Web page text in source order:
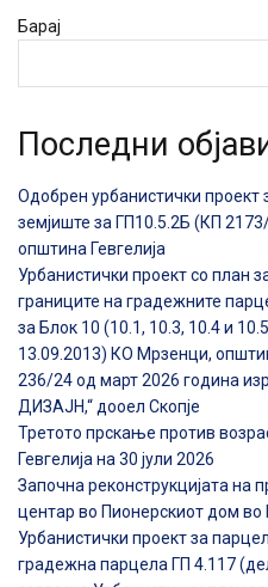
Барај
Последни
Одобрен урбанистички
земјиште за ГП10.5.2Б (КП
општина Гевгелија
Урбанистички проект со план
границите на градежните
за Блок 10 (10.1, 10.3, 10.4 и
13.09.2013) КО Мрзенци,
236/24 од март 2026 година
ДИЗАЈН,“ дооел Скопје
Третото прскање против
Гевгелија на 30 јули 2026
Започна реконструкцијата на
центар во Пионерскиот дом во
Урбанистички проект за
градежна парцела ГП 4.117